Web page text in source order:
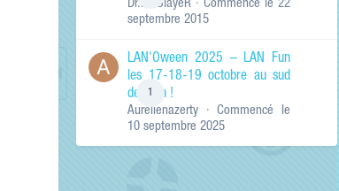
uniquement
Dr.KinSlayeR · Commencé le 22
septembre 2015
1
LAN'Oween 2025 – LAN Fun
les 17-18-19 octobre au sud
de Lyon !
Aurelienazerty · Commencé le
10 septembre 2025